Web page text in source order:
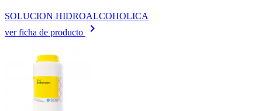
SOLUCION HIDROALCOHOLICA
ver ficha de producto
keyboard_arrow_right